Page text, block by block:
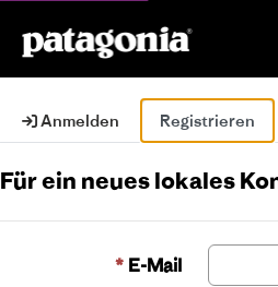
Anmelden Registrieren
Für ein neues lokales
E-Mail